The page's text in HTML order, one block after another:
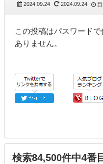
2024.09.24 2024.09.24 目
この投稿はパスワード
ありません。
検索84,500件中4番